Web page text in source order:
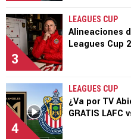
3
LEAGUES CUP
Alineaciones
Leagues Cup
4
LEAGUES CUP
¿Va por TV
GRATIS LAFC